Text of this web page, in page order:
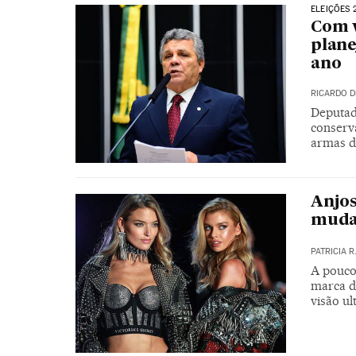
ELEIÇÕES
Com
ano
RICARDO
armas
PATRICIA
A
marca
visão